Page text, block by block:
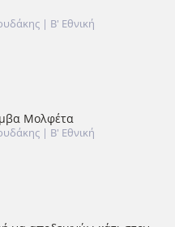
| Β' Εθνική
Μολφέτα
| Β' Εθνική